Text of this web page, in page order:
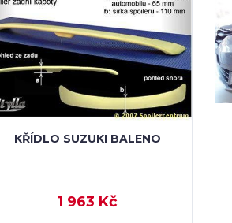
KŘÍDLO SUZUKI BALENO
1 963 Kč